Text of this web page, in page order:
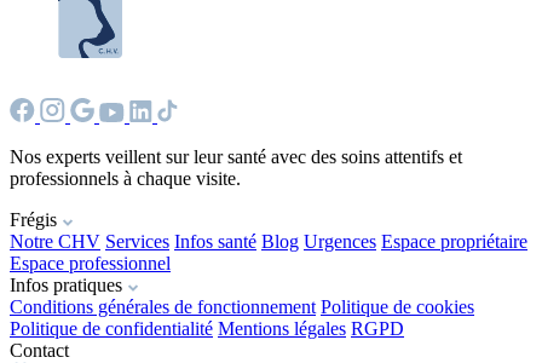
Nos experts veillent sur leur santé avec des soins attentifs et
professionnels à chaque visite.
Frégis
Notre CHV Services Infos santé Blog Urgences Espace propriétaire
Espace professionnel
Infos pratiques
Conditions générales de fonctionnement Politique de cookies
Politique de confidentialité Mentions légales RGPD
Contact